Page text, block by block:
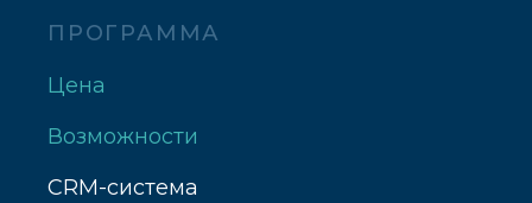
ПРОГРАММА
Цена
Возможности
CRM-система